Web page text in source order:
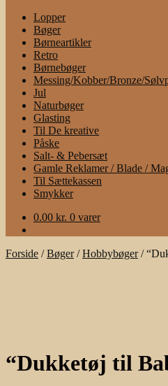
Lopper
Bøger
Børneartikler
Retro
Børnebøger
Messing/Kobber/Bronze/
Jul
Naturbøger
Glasting
Til De kreative
Påske
Salt- & Pebersæt
Gamle Reklamer / Blade /
Til Sættekassen
Smykker
0.00 kr. 0 varer
Forside /Bøger/Hobbybøger/
“Dukketøj til